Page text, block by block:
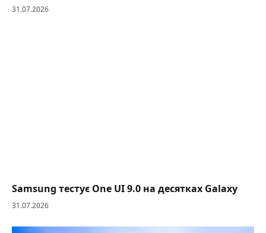
31.07.2026
Samsung тестує One UI 9.0 на десятках Galaxy
31.07.2026